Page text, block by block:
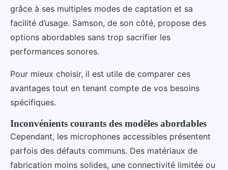
grâce à ses multiples modes de captation et sa
facilité d’usage. Samson, de son côté, propose des
options abordables sans trop sacrifier les
performances sonores.
Pour mieux choisir, il est utile de comparer ces
avantages tout en tenant compte de vos besoins
spécifiques.
Inconvénients courants des modèles abordables
Cependant, les microphones accessibles présentent
parfois des défauts communs. Des matériaux de
fabrication moins solides, une connectivité limitée ou